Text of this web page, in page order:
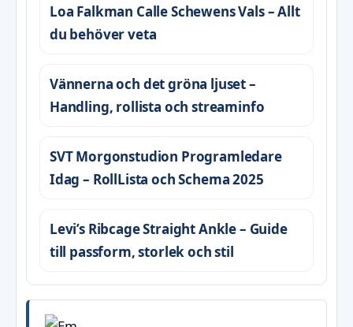
Loa Falkman Calle Schewens Vals – Allt
du behöver veta
Vännerna och det gröna ljuset –
Handling, rollista och streaminfo
SVT Morgonstudion Programledare
Idag – RollLista och Schema 2025
Levi’s Ribcage Straight Ankle – Guide
till passform, storlek och stil